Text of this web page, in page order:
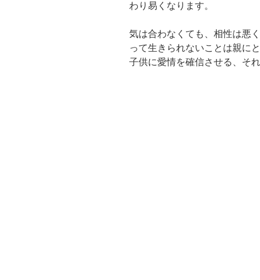
わり易くなります。
気は合わなくても、相性は悪
って生きられないことは親に
子供に愛情を確信させる、そ